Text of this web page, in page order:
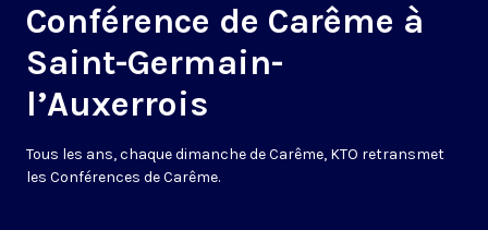
Conférence de Carême à
Saint-Germain-
l’Auxerrois
Tous les ans, chaque dimanche de Carême, KTO retransmet
les Conférences de Carême.